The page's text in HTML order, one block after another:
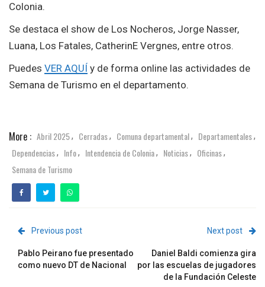
Colonia.
Se destaca el show de Los Nocheros, Jorge Nasser,
Luana, Los Fatales, CatherinE Vergnes, entre otros.
Puedes VER AQUÍ y de forma online las actividades de
Semana de Turismo en el departamento.
More : Abril 2025, Cerradas, Comuna departamental, Departamentales,
Dependencias, Info, Intendencia de Colonia, Noticias, Oficinas,
Semana de Turismo
Previous post
Pablo Peirano fue presentado
como nuevo DT de Nacional
Next post
Daniel Baldi comienza gira
por las escuelas de jugadores
de la Fundación Celeste